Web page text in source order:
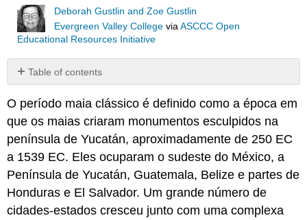
Deborah Gustlin and Zoe Gustlin
Evergreen Valley College viaASCCC Open
Educational Resources Initiative
Table of contents
No
headers
O período maia clássico é definido como a época em
que os maias criaram monumentos esculpidos na
península de Yucatán, aproximadamente de 250 EC
a 1539 EC. Eles ocuparam o sudeste do México, a
Península de Yucatán, Guatemala, Belize e partes de
Honduras e El Salvador. Um grande número de
cidades-estados cresceu junto com uma complexa